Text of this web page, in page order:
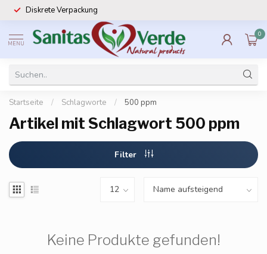
Diskrete Verpackung
MENU
0
Startseite / Schlagworte / 500 ppm
Artikel mit Schlagwort 500 ppm
Filter
Keine Produkte gefunden!